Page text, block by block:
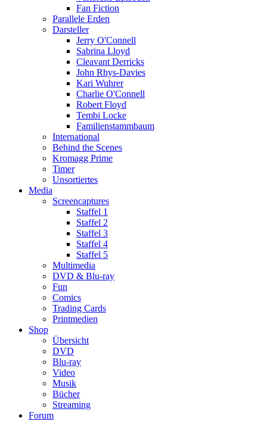
Fan Fiction
Parallele Erden
Darsteller
Jerry O'Connell
Sabrina Lloyd
Cleavant Derricks
John Rhys-Davies
Kari Wuhrer
Charlie O'Connell
Robert Floyd
Tembi Locke
Familienstammbaum
International
Behind the Scenes
Kromagg Prime
Timer
Unsortiertes
Media
Screencaptures
Staffel 1
Staffel 2
Staffel 3
Staffel 4
Staffel 5
Multimedia
DVD & Blu-ray
Fun
Comics
Trading Cards
Printmedien
Shop
Übersicht
DVD
Blu-ray
Video
Musik
Bücher
Streaming
Forum